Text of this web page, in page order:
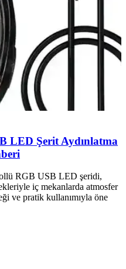
LED Şerit Aydınlatma
RGB USB LED şeridi,
iç mekanlarda atmosfer
ve pratik kullanımıyla öne